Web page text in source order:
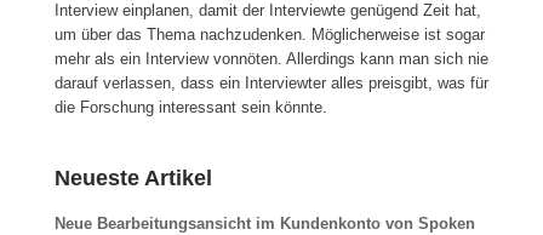
Interview einplanen, damit der Interviewte genügend Zeit hat,
um über das Thema nachzudenken. Möglicherweise ist sogar
mehr als ein Interview vonnöten. Allerdings kann man sich nie
darauf verlassen, dass ein Interviewter alles preisgibt, was für
die Forschung interessant sein könnte.
Neueste Artikel
Neue Bearbeitungsansicht im Kundenkonto von Spoken